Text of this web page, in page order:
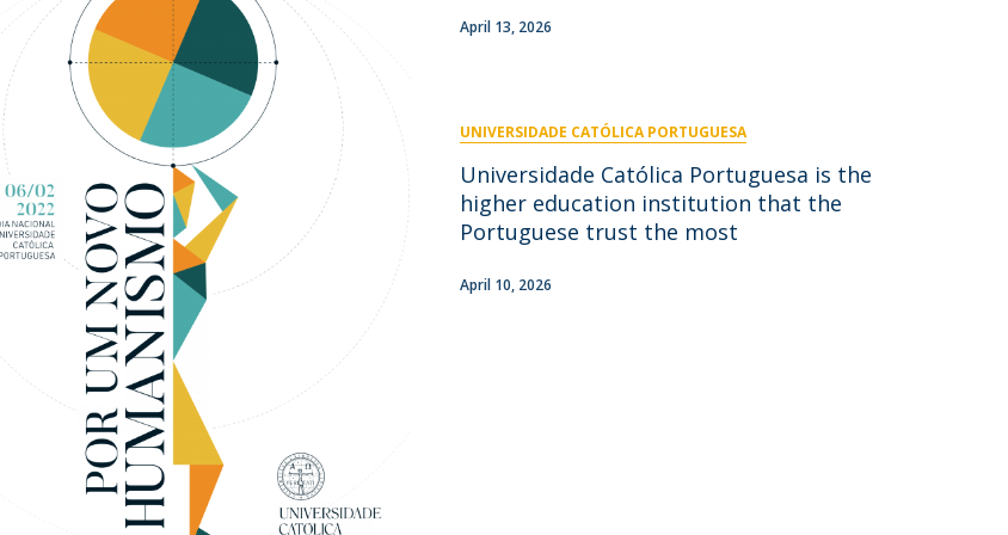
Treasury
Campus life
Segurança e Emergência
April 13, 2026
UNIVERSIDADE CATÓLICA PORTUGUESA
Universidade Católica Portuguesa is the
higher education institution that the
Portuguese trust the most
April 10, 2026